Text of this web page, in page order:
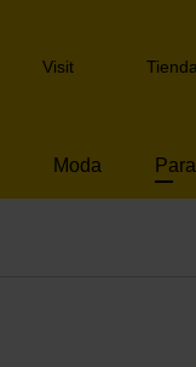
Visit Tienda
Moda